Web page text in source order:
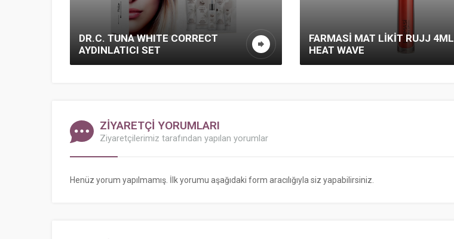
DR.C. TUNA WHITE CORRECT
AYDINLATICI SET
FARMASI MAT LIKIT RUJJ 4ML
HEAT WAVE
ZİYARETÇİ YORUMLARI
Ziyaretçilerimiz tarafından yapılan yorumlar
Henüz yorum yapılmamış. İlk yorumu aşağıdaki form aracılığıyla siz yapabilirsiniz.